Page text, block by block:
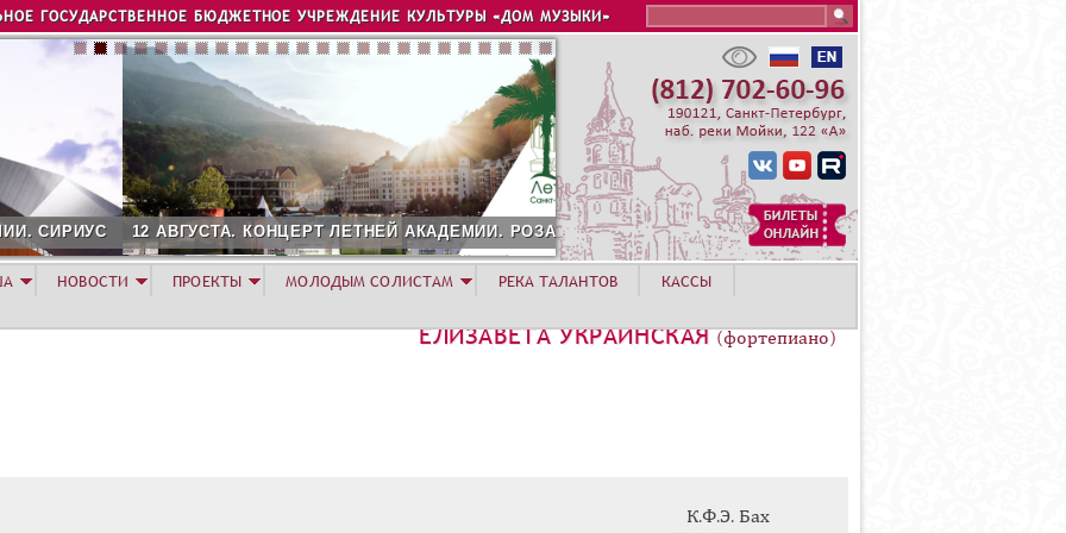
Jump to navigation
ГОСУДАРСТВЕННОЕ БЮДЖЕТНОЕ УЧРЕЖДЕНИЕ КУЛЬТУРЫ «ДОМ МУЗЫКИ»
АВГУСТА. КОНЦЕРТ ЛЕТНЕЙ АКАДЕМИИ. РОЗА ХУТОР
ЕЛИЗАВЕТА УКРАИНСКАЯ (фортепиано)
К.Ф.Э. Бах
НОВОСТИ ПРОЕКТЫ МОЛОДЫМ СОЛИСТАМ РЕКА ТАЛАНТОВ
КАССЫ